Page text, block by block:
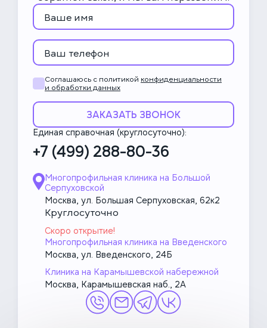
головы и шеи
Компьютерная томография
смежных суставов (локти/плечи,
локти/лучезапястный, ТБС/
колени, колени/скакательный)
10 000 ₽
Лимфангиография (КТ)
КТ миелография
Выделительная урография (без
учёта КТ и контраста)
6 000 ₽
КТ после операции
Соглашаюсь с политикой конфиденциальности
и обработки данных
ЗАКАЗАТЬ ЗВОНОК
Единая справочная (круглосуточно):
+7 (499) 288-80-36
Многопрофильная клиника на Большой
Серпуховской
Москва, ул. Большая Серпуховская, 62к2
Круглосуточно
Скоро открытие!
Многопрофильная клиника на Введенского
Москва, ул. Введенского, 24Б
Клиника на Карамышевской набережной
Москва, Карамышевская наб., 2А